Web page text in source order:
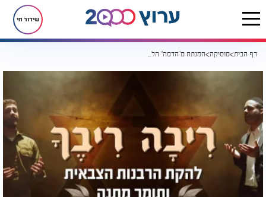
שידור חי
דף הבית מוסיקה המנתח מ"הדסה" הלחין: מתנה והלהקה הצבאית מבצעים שיר